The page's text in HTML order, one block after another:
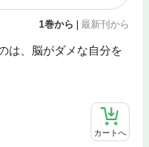
1巻から | 最新刊から
は、脳がダメな自分を
カートへ